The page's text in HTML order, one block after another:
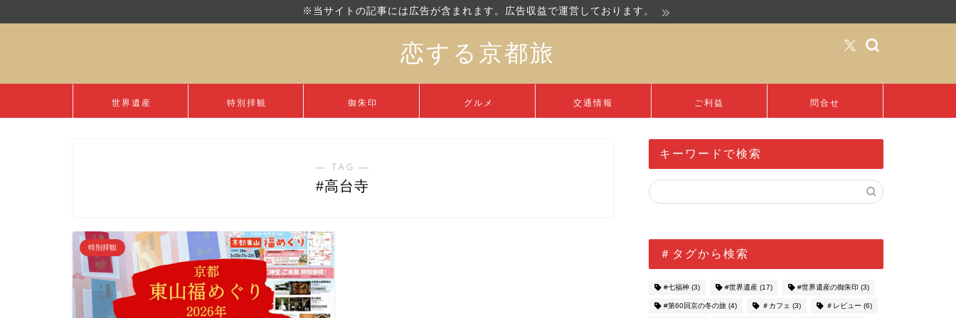
※当サイトの記事には広告が含まれます。広告収益で運営しております。
恋する京都旅
世界遺産 特別拝観 御朱印 グルメ 交通情報 ご利益 問合せ
― TAG ―
#高台寺
特別拝観
キーワードで検索
＃タグから検索
#七福神(3) #世界遺産(17) #世界遺産の御朱印 (3)
#第60回京の冬の旅(4) ＃カフェ (3) ＃レビュー (6)